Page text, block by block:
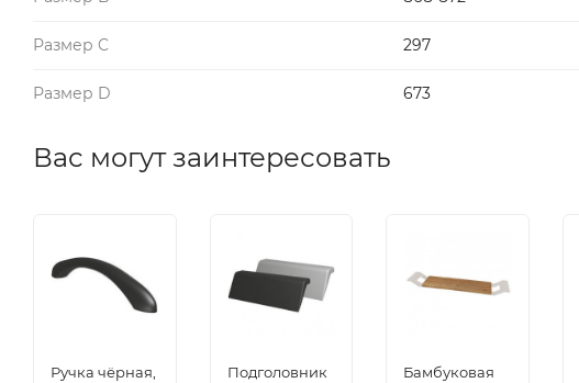
Размер C 297
Размер D 673
Вас могут заинтересовать
Ручка чёрная,
Подголовник
Бамбуковая